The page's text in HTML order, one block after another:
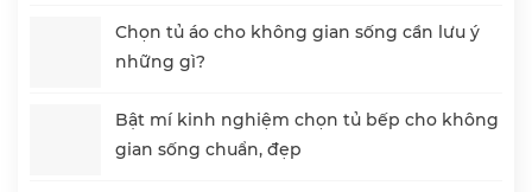
Chọn tủ áo cho không gian sống cần lưu ý
những gì?
Bật mí kinh nghiệm chọn tủ bếp cho không
gian sống chuẩn, đẹp